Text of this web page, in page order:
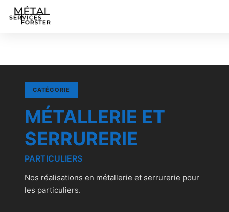
CATÉGORIE
MÉTALLERIE ET
SERRURERIE
PARTICULIERS
Nos réalisations en métallerie et serrurerie pour
les particuliers.